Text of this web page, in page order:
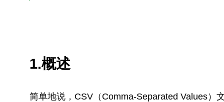
1.概述
简单地说，CSV（Comma-Separated Values）